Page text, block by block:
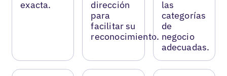
exacta.
dirección
para
facilitar su
reconocimiento.
las
categorías
de
negocio
adecuadas.